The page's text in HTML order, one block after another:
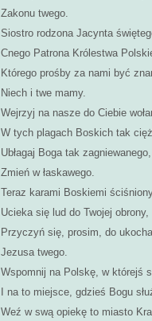
Zakonu twego.
Siostro rodzona Jacynta
Cnego Patrona Królestwa
Którego prośby za nami być
Niech i twe mamy.
Wejrzyj na nasze do Ciebie
W tych plagach Boskich tak
Ubłagaj Boga tak zagniewanego,
Zmień w łaskawego.
Teraz karami Boskiemi
Ucieka się lud do Twojej obrony,
Przyczyń się, prosim, do
Jezusa twego.
Wspomnij na Polskę, w którejś
I na to miejsce, gdzieś Bogu
Weź w swą opiekę to miasto